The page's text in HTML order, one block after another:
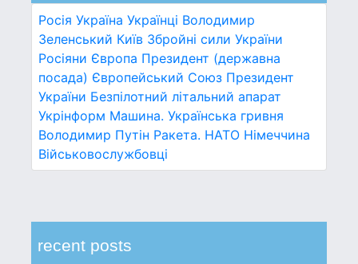
Росія Україна Українці Володимир
Зеленський Київ Збройні сили України
Росіяни Європа Президент (державна
посада) Європейський Союз Президент
України Безпілотний літальний апарат
Укрінформ Машина. Українська гривня
Володимир Путін Ракета. НАТО Німеччина
Військовослужбовці
recent posts